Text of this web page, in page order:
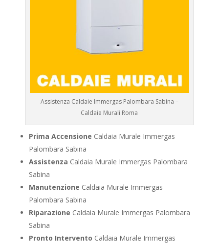
Assistenza Caldaie Immergas Palombara Sabina –
Caldaie Murali Roma
Prima Accensione Caldaia Murale Immergas
Palombara Sabina
Assistenza Caldaia Murale Immergas Palombara
Sabina
Manutenzione Caldaia Murale Immergas
Palombara Sabina
Riparazione Caldaia Murale Immergas Palombara
Sabina
Pronto Intervento Caldaia Murale Immergas